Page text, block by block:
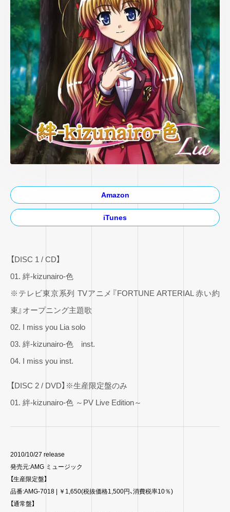
Amazon
iTunes
【DISC 1 / CD】
01. 絆-kizunairo-色
※テレビ東京系列 TVアニメ『FORTUNE ARTERIAL 赤い約
束』オープニング主題歌
02. I miss you Lia solo
03. 絆-kizunairo-色 inst.
04. I miss you inst.
【DISC 2 / DVD】※生産限定盤のみ
01. 絆-kizunairo-色 ～PV Live Edition～
2010/10/27 release
発売元:AMG ミュージック
【生産限定盤】
品番:AMG-7018 | ￥1,650(税抜価格1,500円、消費税率10％)
【通常盤】